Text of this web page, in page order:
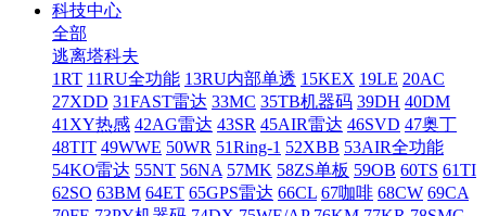
科技中心
全部
逃离塔科夫
1RT 11RU全功能 13RU内部单透 15KEX 19LE 20AC
27XDD 31FAST雷达 33MC 35TB机器码 39DH 40DM
41XY热感 42AG雷达 43SR 45AIR雷达 46SVD 47奥丁
48TIT 49WWE 50WR 51Ring-1 52XBB 53AIR全功能
54KO雷达 55NT 56NA 57MK 58ZS单板 59OB 60TS 61TI
62SO 63BM 64ET 65GPS雷达 66CL 67咖啡 68CW 69CA